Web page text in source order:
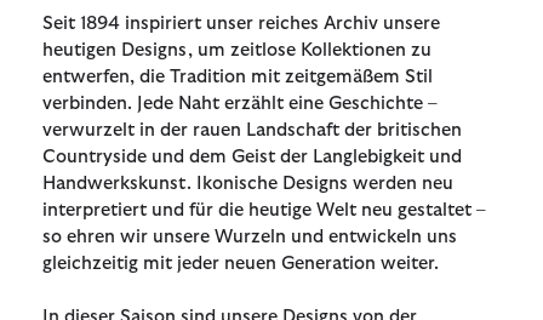
Seit 1894 inspiriert unser reiches Archiv unsere
heutigen Designs, um zeitlose Kollektionen zu
entwerfen, die Tradition mit zeitgemäßem Stil
verbinden. Jede Naht erzählt eine Geschichte –
verwurzelt in der rauen Landschaft der britischen
Countryside und dem Geist der Langlebigkeit und
Handwerkskunst. Ikonische Designs werden neu
interpretiert und für die heutige Welt neu gestaltet –
so ehren wir unsere Wurzeln und entwickeln uns
gleichzeitig mit jeder neuen Generation weiter.